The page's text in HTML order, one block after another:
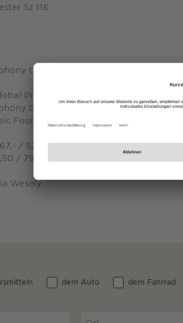
Sz 116
Orchestra
Project
Orchestra Germany Tour 2026
Foundation and ROHM Semiconductor
/ 52,- inkl. Gebühren
/ 79,20 / 57,20 / 45,50
Wesely
dem Auto dem Fahrrad